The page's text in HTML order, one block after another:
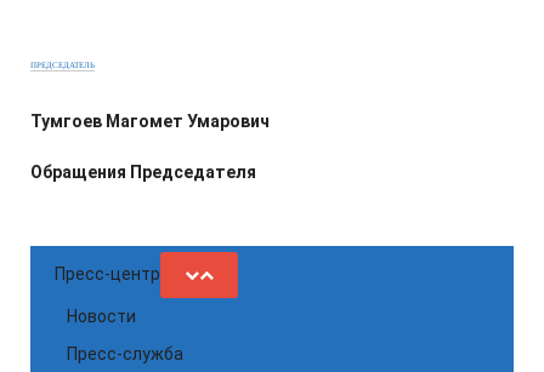
ПРЕДСЕДАТЕЛЬ
Тумгоев Магомет Умарович
Обращения Председателя
Пресс-центр
Новости
Пресс-служба